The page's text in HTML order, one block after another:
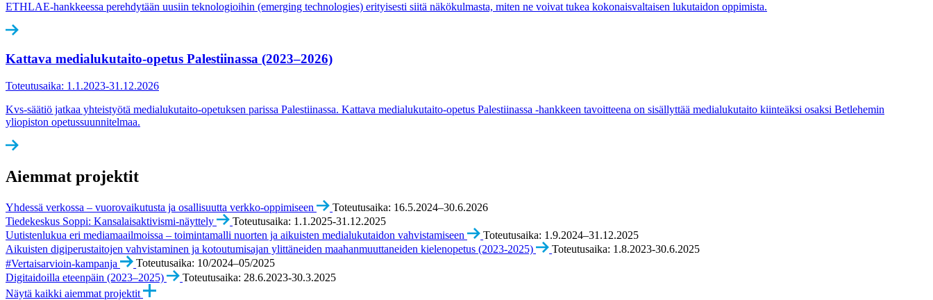
ETHLAE-hankkeessa perehdytään uusiin teknologioihin (emerging technologies) erityisesti siitä näkökulmasta, miten ne voivat tukea kokonaisvaltaisen lukutaidon oppimista.
Kattava medialukutaito-opetus Palestiinassa (2023–2026)
Toteutusaika: 1.1.2023-31.12.2026
Kvs-säätiö jatkaa yhteistyötä medialukutaito-opetuksen parissa Palestiinassa. Kattava medialukutaito-opetus Palestiinassa -hankkeen tavoitteena on sisällyttää medialukutaito kiinteäksi osaksi Betlehemin
yliopiston opetussuunnitelmaa.
Aiemmat projektit
Yhdessä verkossa – vuorovaikutusta ja osallisuutta verkko-oppimiseen
Toteutusaika: 16.5.2024–30.6.2026
Tiedekeskus Soppi: Kansalaisaktivismi-näyttely
Toteutusaika: 1.1.2025-31.12.2025
Uutistenlukua eri mediamaailmoissa – toimintamalli nuorten ja aikuisten medialukutaidon vahvistamiseen
Toteutusaika: 1.9.2024–31.12.2025
Aikuisten digiperustaitojen vahvistaminen ja kotoutumisajan ylittäneiden maahanmuuttaneiden kielenopetus (2023-2025)
Toteutusaika: 1.8.2023-30.6.2025
#Vertaisarvioin-kampanja
Toteutusaika: 10/2024–05/2025
Digitaidoilla eteenpäin (2023–2025)
Toteutusaika: 28.6.2023-30.3.2025
Näytä kaikki aiemmat projektit